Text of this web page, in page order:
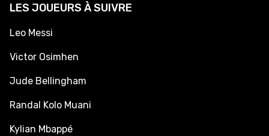
LES JOUEURS À SUIVRE
Leo Messi
Victor Osimhen
Jude Bellingham
Randal Kolo Muani
Kylian Mbappé